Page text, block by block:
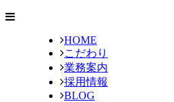
HOME
こだわり
業務案内
採用情報
BLOG